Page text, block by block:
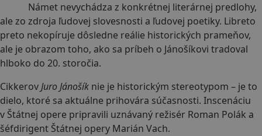
Námet nevychádza z konkrétnej literárnej predlohy,
ale zo zdroja ľudovej slovesnosti a ľudovej poetiky. Libreto
preto nekopíruje dôsledne reálie historických prameňov,
ale je obrazom toho, ako sa príbeh o Jánošíkovi tradoval
hlboko do 20. storočia.
CikkerovJuro Jánošík nie je historickým stereotypom – je to
dielo, ktoré sa aktuálne prihovára súčasnosti. Inscenáciu
v Štátnej opere pripravili uznávaný režisér Roman Polák a
šéfdirigent Štátnej opery Marián Vach.